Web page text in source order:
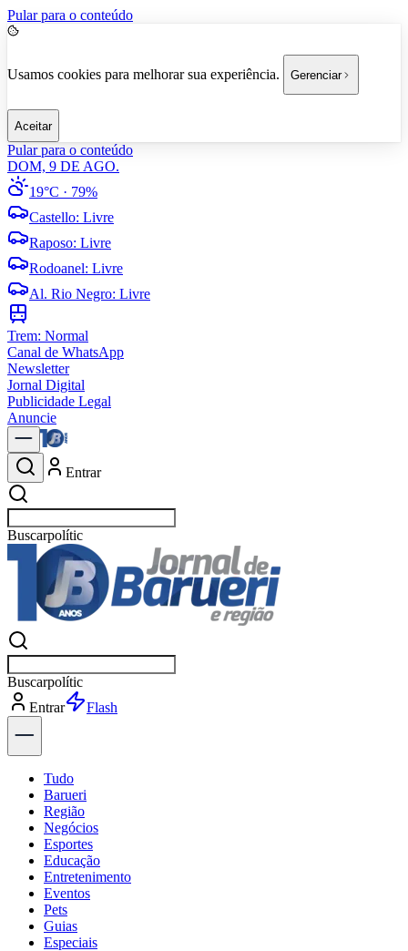
Pular para o conteúdo
Usamos cookies para melhorar sua experiência. Gerenciar
Aceitar
Pular para o conteúdo
DOM, 9 DE AGO.
19°C · 79%
Castello: Livre
Raposo: Livre
Rodoanel: Livre
Al. Rio Negro: Livre
Trem: Normal
Canal de WhatsApp
Newsletter
Jornal Digital
Publicidade Legal
Anuncie
Entrar
Buscarnotícias
Buscarnotícias
Entrar
Explorar
Tudo
Barueri
Região
Negócios
Esportes
Educação
Entretenimento
Eventos
Pets
Guias
Especiais